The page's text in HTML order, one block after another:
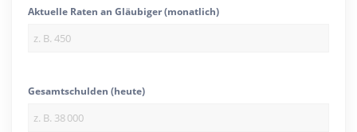
Aktuelle Raten an Gläubiger (monatlich)
Gesamtschulden (heute)